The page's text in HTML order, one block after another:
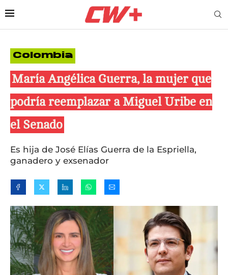
Colombia
María Angélica Guerra, la mujer que
podría reemplazar a Miguel Uribe en
el Senado
Es hija de José Elías Guerra de la Espriella,
ganadero y exsenador